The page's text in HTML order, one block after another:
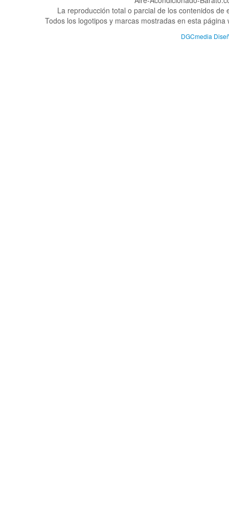
La reproducción total o parcial de los contenidos
Todos los logotipos y marcas mostradas en esta
DGCmedia